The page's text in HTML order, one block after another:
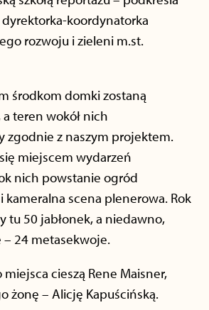
dyrektorka-koordynatorka
rozwoju i zieleni m.st.
środkom domki zostaną
teren wokół nich
zgodnie z naszym projektem.
miejscem wydarzeń
nich powstanie ogród
kameralna scena plenerowa. Rok
tu 50 jabłonek, a niedawno,
24 metasekwoje.
cieszą Rene Maisner,
żonę – Alicję Kapuścińską.